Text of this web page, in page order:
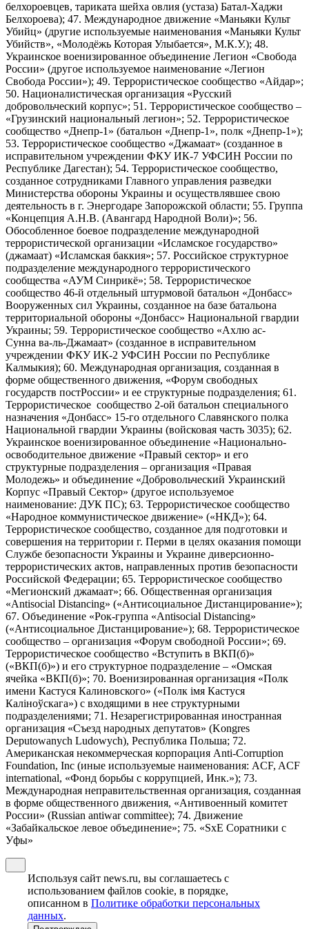
белхороевцев, тариката шейха овлия (устаза) Батал-Хаджи
Белхороева); 47. Международное движение «Маньяки Культ
Убийц» (другие используемые наименования «Маньяки Культ
Убийств», «Молодёжь Которая Улыбается», М.К.У.); 48.
Украинское военизированное объединение Легион «Свобода
России» (другое используемое наименование «Легион
Свобода России»); 49. Террористическое сообщество «Айдар»;
50. Националистическая организация «Русский
добровольческий корпус»; 51. Террористическое сообщество –
«Грузинский национальный легион»; 52. Террористическое
сообщество «Днепр-1» (батальон «Днепр-1», полк «Днепр-1»);
53. Террористическое сообщество «Джамаат» (созданное в
исправительном учреждении ФКУ ИК-7 УФСИН России по
Республике Дагестан); 54. Террористическое сообщество,
созданное сотрудниками Главного управления разведки
Министерства обороны Украины и осуществлявшее свою
деятельность в г. Энергодаре Запорожской области; 55. Группа
«Концепция А.Н.В. (Авангард Народной Воли)»; 56.
Обособленное боевое подразделение международной
террористической организации «Исламское государство»
(джамаат) «Исламская баккия»; 57. Российское структурное
подразделение международного террористического
сообщества «АУМ Синрикё»; 58. Террористическое
сообщество 46-й отдельный штурмовой батальон «Донбасс»
Вооруженных сил Украины, созданное на базе батальона
территориальной обороны «Донбасс» Национальной гвардии
Украины; 59. Террористическое сообщество «Ахлю ас-
Сунна ва-ль-Джамаат» (созданное в исправительном
учреждении ФКУ ИК-2 УФСИН России по Республике
Калмыкия); 60. Международная организация, созданная в
форме общественного движения, «Форум свободных
государств постРоссии» и ее структурные подразделения; 61.
Террористическое сообщество 2-ой батальон специального
назначения «Донбасс» 15-го отдельного Славянского полка
Национальной гвардии Украины (войсковая часть 3035); 62.
Украинское военизированное объединение «Национально-
освободительное движение «Правый сектор» и его
структурные подразделения – организация «Правая
Молодежь» и объединение «Добровольческий Украинский
Корпус «Правый Сектор» (другое используемое
наименование: ДУК ПС); 63. Террористическое сообщество
«Народное коммунистическое движение» («НКД»); 64.
Террористическое сообщество, созданное для подготовки и
совершения на территории г. Перми в целях оказания помощи
Службе безопасности Украины и Украине диверсионно-
террористических актов, направленных против безопасности
Российской Федерации; 65. Террористическое сообщество
«Мегионский джамаат»; 66. Общественная организация
«Antisocial Distancing» («Антисоциальное Дистанцирование»);
67. Объединение «Рок-группа «Antisocial Distancing»
(«Антисоциальное Дистанцирование»); 68. Террористическое
сообщество – организация «Форум свободной России»; 69.
Террористическое сообщество «Вступить в ВКП(б)»
(«ВКП(б)») и его структурное подразделение – «Омская
ячейка «ВКП(б)»; 70. Военизированная организация «Полк
имени Кастуся Калиновского» («Полк iмя Кастуся
Калiноўскага») с входящими в нее структурными
подразделениями; 71. Незарегистрированная иностранная
организация «Съезд народных депутатов» (Kongres
Deputowanych Ludowych), Республика Польша; 72.
Американская некоммерческая корпорация Anti-Corruption
Foundation, Inc (иные используемые наименования: ACF, ACF
international, «Фонд борьбы с коррупцией, Инк.»); 73.
Международная неправительственная организация, созданная
в форме общественного движения, «Антивоенный комитет
России» (Russian antiwar committee); 74. Движение
«Забайкальское левое объединение»; 75. «SxE Соратники с
Уфы»
Используя сайт news.ru, вы соглашаетесь с
использованием файлов cookie, в порядке,
описанном в Политике обработки персональных
данных.